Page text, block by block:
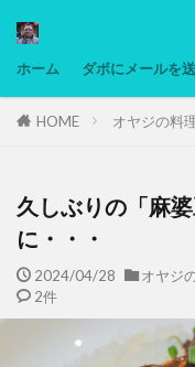
ホーム ダボにメールを
HOME オヤジの料
久しぶりの「麻
に・・・
2024/04/28
オヤジ
2件
タグ
マレーシア動画
備忘録
動画